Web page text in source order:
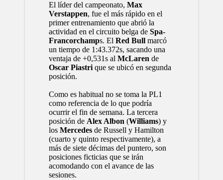
El líder del campeonato, Max
Verstappen, fue el más rápido en el
primer entrenamiento que abrió la
actividad en el circuito belga de Spa-
Francorchamps. El Red Bullmarcó
un tiempo de 1:43.372s, sacando una
ventaja de +0,531s al McLaren de
Oscar Piastrique se ubicó en segunda
posición.
Como es habitual no se toma la PL1
como referencia de lo que podría
ocurrir el fin de semana. La tercera
posición de Alex Albon (Williams) y
los Mercedesde Russell y Hamilton
(cuarto y quinto respectivamente), a
más de siete décimas del puntero, son
posiciones ficticias que se irán
acomodando con el avance de las
sesiones.